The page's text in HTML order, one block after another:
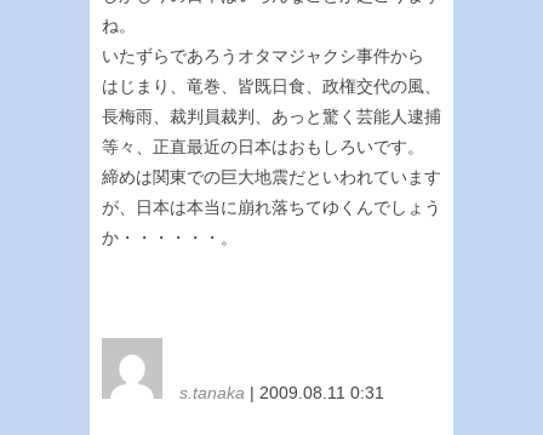
ね。
いたずらであろうオタマジャクシ事件から
はじまり、竜巻、皆既日食、政権交代の風、
長梅雨、裁判員裁判、あっと驚く芸能人逮捕
等々、正直最近の日本はおもしろいです。
締めは関東での巨大地震だといわれています
が、日本は本当に崩れ落ちてゆくんでしょう
か・・・・・・。
s.tanaka | 2009.08.11 0:31